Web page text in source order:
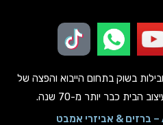
בשוק בתחום הייבוא והפצה של
הבית כבר יותר מ-70 שנה.